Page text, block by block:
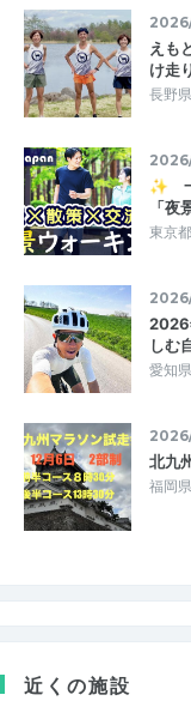
えも
け走
長野
✨
「
東京
2026
しむ
愛知
北九
福岡
近くの施設